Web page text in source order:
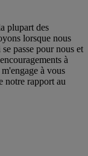
plupart des
lorsque nous
passe pour nous et
à
à vous
notre rapport au